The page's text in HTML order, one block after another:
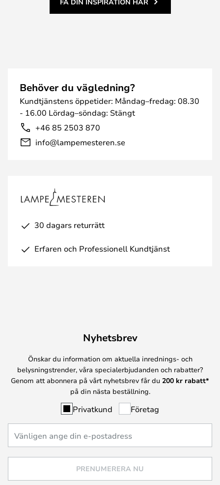
Behöver du vägledning?
Kundtjänstens öppetider: Måndag–fredag: 08.30
- 16.00 Lördag–söndag: Stängt
+46 85 2503 870
info@lampemesteren.se
30 dagars returrätt
Erfaren och Professionell Kundtjänst
Nyhetsbrev
Önskar du information om aktuella inrednings- och
belysningstrender, våra specialerbjudanden och rabatter?
Genom att abonnera på vårt nyhetsbrev får du 200 kr rabatt*
på din nästa beställning.
Privatkund Företag
PRENUMERERA NU